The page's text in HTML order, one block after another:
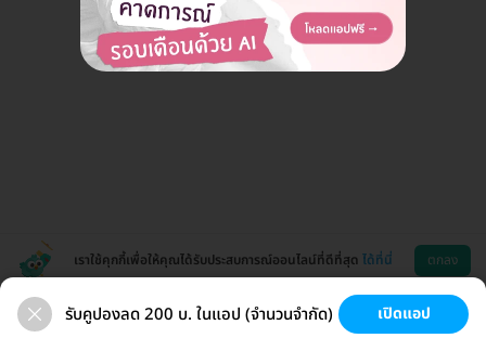
สุขภาพ ช่วยเหลือ โหลดแอพ
เราใช้คุกกี้เพื่อให้คุณได้รับประสบการณ์ออนไลน์ที่ดีที่สุด ได้ที่นี่ ตกลง
รับคูปองลด 200 บ. ในแอป (จำนวนจำกัด) เปิดแอป